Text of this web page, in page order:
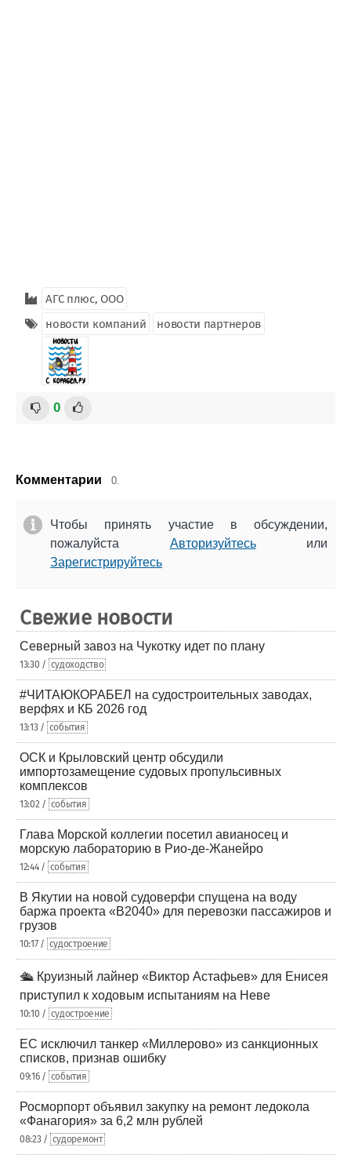
АГС плюс, ООО
новости компаний
новости партнеров
0
Комментарии 0.
Чтобы принять участие в обсуждении,
пожалуйста Авторизуйтесьили
Зарегистрируйтесь
Свежие новости
Северный завоз на Чукотку идет по плану
13:30 / судоходство
#ЧИТАЮКОРАБЕЛ на судостроительных заводах,
верфях и КБ 2026 год
13:13 / события
ОСК и Крыловский центр обсудили
импортозамещение судовых пропульсивных
комплексов
13:02 / события
Глава Морской коллегии посетил авианосец и
морскую лабораторию в Рио-де-Жанейро
12:44 / события
В Якутии на новой судоверфи спущена на воду
баржа проекта «В2040» для перевозки пассажиров и
грузов
10:17 / судостроение
🛳️ Круизный лайнер «Виктор Астафьев» для Енисея
приступил к ходовым испытаниям на Неве
10:10 / судостроение
ЕС исключил танкер «Миллерово» из санкционных
списков, признав ошибку
09:16 / события
Росморпорт объявил закупку на ремонт ледокола
«Фанагория» за 6,2 млн рублей
08:23 / судоремонт